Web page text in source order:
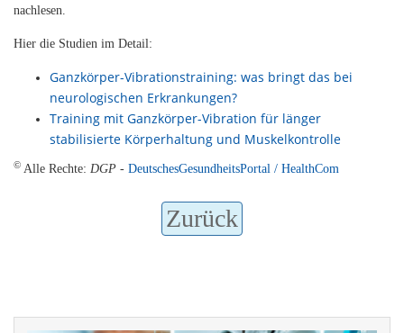
nachlesen.
Hier die Studien im Detail:
Ganzkörper-Vibrationstraining: was bringt das bei
neurologischen Erkrankungen?
Training mit Ganzkörper-Vibration für länger
stabilisierte Körperhaltung und Muskelkontrolle
© Alle Rechte: DGP - DeutschesGesundheitsPortal / HealthCom
Zurück